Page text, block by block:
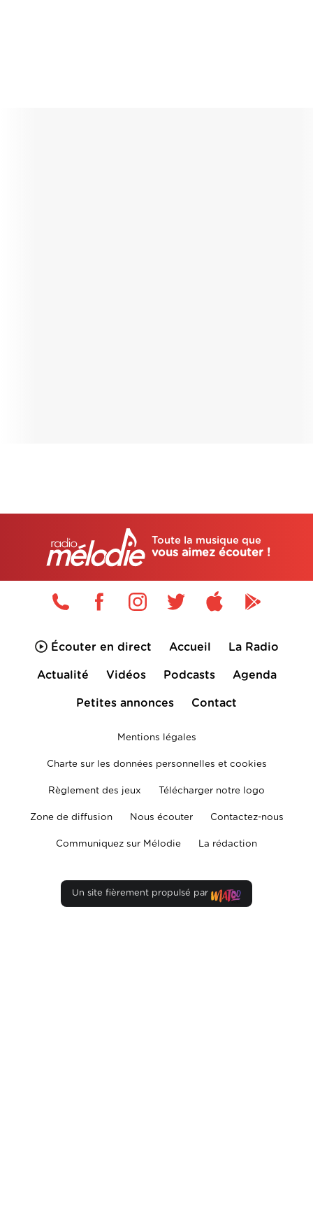
Toute la musique que
vous aimez écouter !
Écouter en direct Accueil La Radio
Actualité Vidéos Podcasts Agenda
Petites annonces Contact
Mentions légales
Charte sur les données personnelles et cookies
Règlement des jeux Télécharger notre logo
Zone de diffusion Nous écouter Contactez-nous
Communiquez sur Mélodie La rédaction
Un site fièrement propulsé par